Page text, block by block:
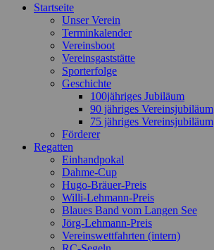
oben
Startseite
Unser Verein
Terminkalender
Vereinsboot
Vereinsgaststätte
Sporterfolge
Geschichte
100jähriges Jubiläum
90 jähriges Vereinsjubiläum
75 jähriges Vereinsjubiläum
Förderer
Regatten
Einhandpokal
Dahme-Cup
Hugo-Bräuer-Preis
Willi-Lehmann-Preis
Blaues Band vom Langen See
Jörg-Lehmann-Preis
Vereinswettfahrten (intern)